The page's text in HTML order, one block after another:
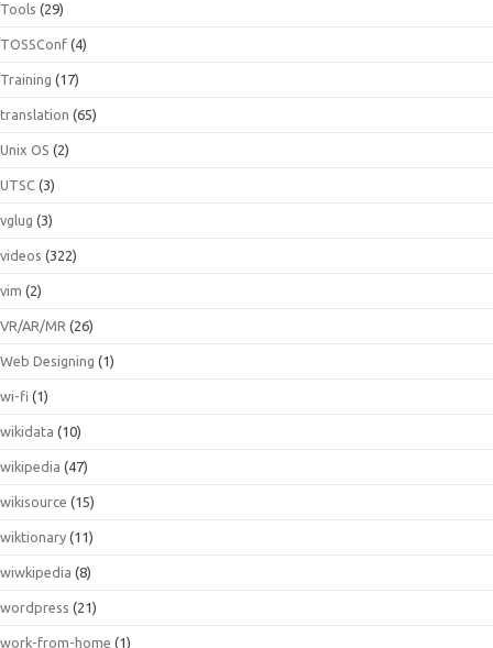
Tools (29)
TOSSConf (4)
Training (17)
translation (65)
Unix OS (2)
UTSC (3)
vglug (3)
videos (322)
vim (2)
VR/AR/MR (26)
Web Designing (1)
wi-fi (1)
wikidata (10)
wikipedia (47)
wikisource (15)
wiktionary (11)
wiwkipedia (8)
wordpress (21)
work-from-home (1)